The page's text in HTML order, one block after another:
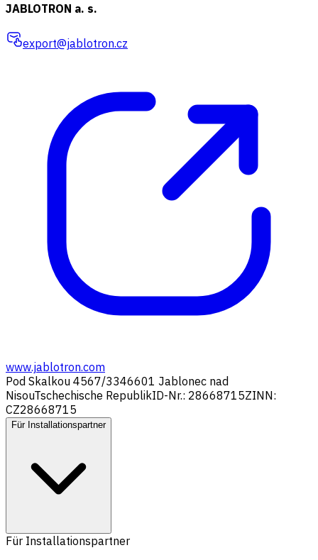
JABLOTRON a. s.
export@jablotron.cz
www.jablotron.com
Pod Skalkou 4567/3346601 Jablonec nad
NisouTschechische RepublikID-Nr.: 28668715ZINN:
CZ28668715
Für Installationspartner
Für Installationspartner